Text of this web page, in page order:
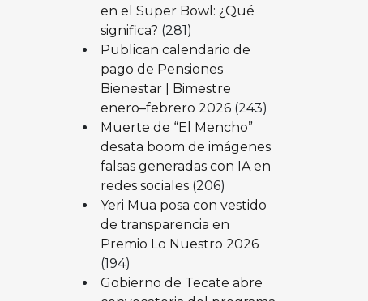
en el Super Bowl: ¿Qué
significa? (281)
Publican calendario de
pago de Pensiones
Bienestar | Bimestre
enero–febrero 2026 (243)
Muerte de “El Mencho”
desata boom de imágenes
falsas generadas con IA en
redes sociales (206)
Yeri Mua posa con vestido
de transparencia en
Premio Lo Nuestro 2026
(194)
Gobierno de Tecate abre